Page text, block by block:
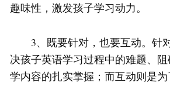
趣味性，激发孩子学习动力。
3、既要针对，也要互动。针
决孩子英语学习过程中的难题、
学内容的扎实掌握；而互动则是为